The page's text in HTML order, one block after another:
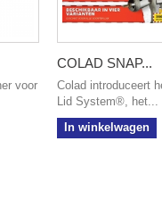
voor
COLAD SNAP...
Colad introduceert
Lid System®, het...
In winkelwagen